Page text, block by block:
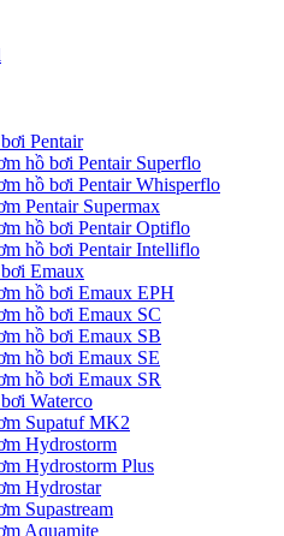
Pentair
hồ bơi Pentair Superflo
hồ bơi Pentair Whisperflo
Pentair Supermax
hồ bơi Pentair Optiflo
hồ bơi Pentair Intelliflo
Emaux
hồ bơi Emaux EPH
hồ bơi Emaux SC
hồ bơi Emaux SB
hồ bơi Emaux SE
hồ bơi Emaux SR
Waterco
Supatuf MK2
Hydrostorm
Hydrostorm Plus
Hydrostar
Supastream
Aquamite